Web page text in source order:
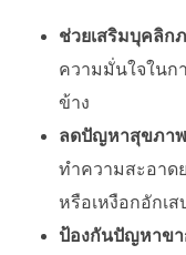
ช่วยเสริมบุคลิก
ความมั่นใจในก
ข้าง
ลดปัญหาสุขภา
ทำความสะอาด
หรือเหงือกอักเส
ป้องกันปัญหาขา